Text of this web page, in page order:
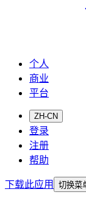
个人
商业
平台
ZH-CN
登录
注册
帮助
下载此应用
切换菜